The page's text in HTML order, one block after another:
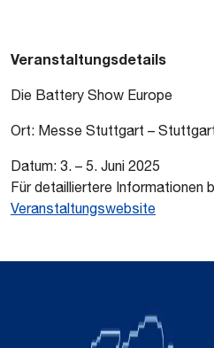
Veranstaltungsdetails
Die Battery Show Europe
Ort: Messe Stuttgart –
Datum: 3. – 5. Juni 2025
Für detailliertere Informationen
Veranstaltungswebsite